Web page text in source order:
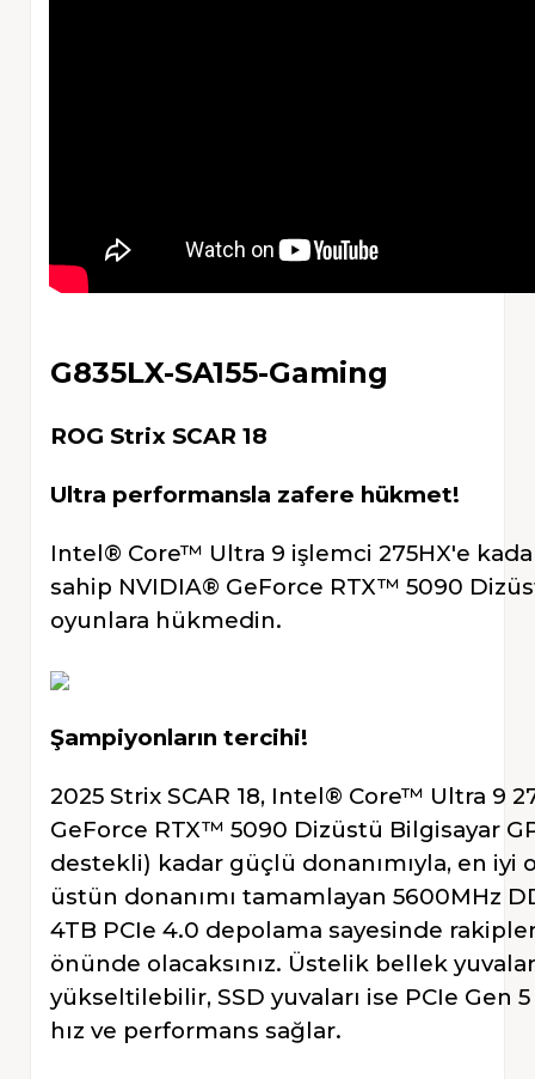
G835LX-SA155-Gaming
ROG Strix SCAR 18
Ultra performansla zafere hükmet!
Intel® Core™ Ultra 9 işlemci 275HX'e
sahip NVIDIA® GeForce RTX™ 5090
oyunlara hükmedin.
Şampiyonların tercihi!
2025 Strix SCAR 18, Intel® Core™ Ultra 9
GeForce RTX™ 5090 Dizüstü Bilgisayar
destekli) kadar güçlü donanımıyla, en iyi
üstün donanımı tamamlayan 5600MHz
4TB PCIe 4.0 depolama sayesinde
önünde olacaksınız. Üstelik bellek
yükseltilebilir, SSD yuvaları ise PCIe Gen
hız ve performans sağlar.